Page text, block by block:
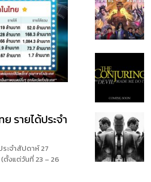
รายได้ประจำ
ะจำสัปดาห์ 27
ตั้งแต่วันที่ 23 – 26